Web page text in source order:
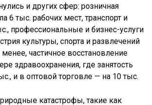
и других сфер: розничная
6 тыс. рабочих мест, транспорт и
профессиональные и бизнес-услуги
культуры, спорта и развлечений
частичное восстановление
здравоохранения, где занятость
и в оптовой торговле — на 10 тыс.
катастрофы, такие как